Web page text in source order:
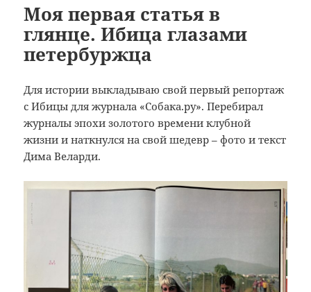
o
o
k
m в
и
т
ь
Моя первая статья в
глянце. Ибица глазами
петербуржца
Для истории выкладываю свой первый репортаж
с Ибицы для журнала «Собака.ру». Перебирал
журналы эпохи золотого времени клубной
жизни и наткнулся на свой шедевр – фото и текст
Дима Веларди.